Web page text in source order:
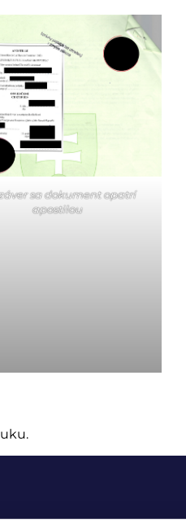
sa dokument opatrí
apostilou